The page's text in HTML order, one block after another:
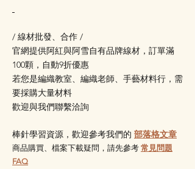
/ 線材批發、合作 /
官網提供阿紅與阿雪自有品牌線材，訂單滿
100顆，自動9折優惠
若您是編織教室、編織老師、手藝材料行，需
要採購大量材料
歡迎與我們聯繫洽詢
棒針學習資源，歡迎參考我們的 部落格文章
商品購買、 檔案下載疑問，請先參考 常見問題
FAQ